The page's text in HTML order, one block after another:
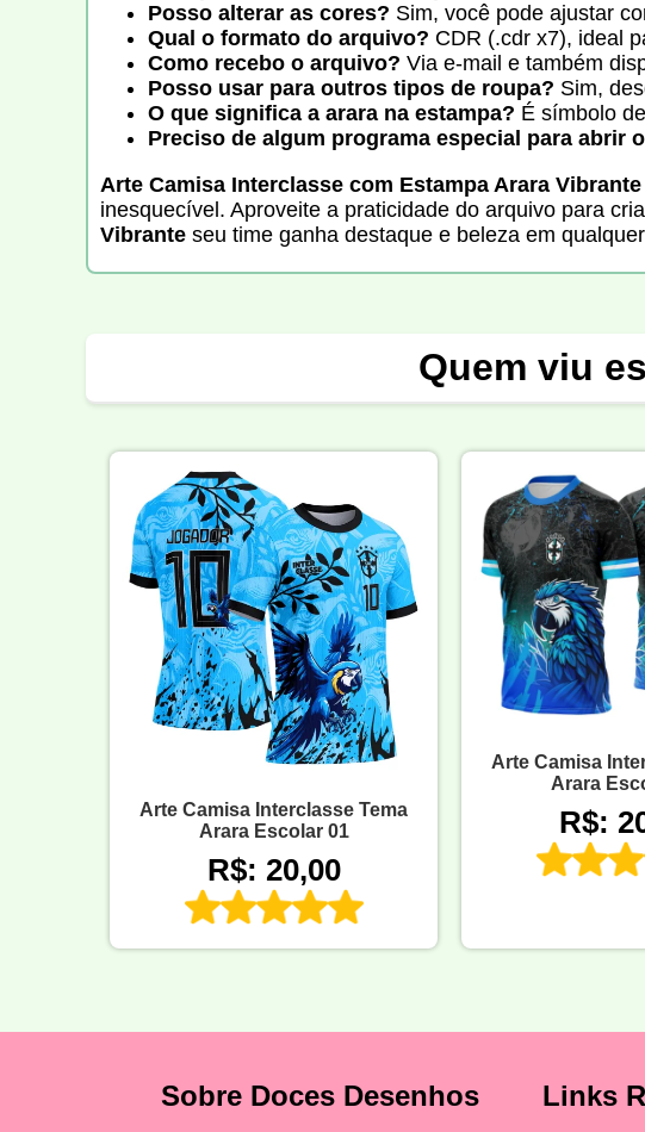
Posso alterar as cores? Sim, você pode ajustar
Qual o formato do arquivo? CDR (.cdr x7), ideal
Como recebo o arquivo? Via e-mail e também
Posso usar para outros tipos de roupa? Sim,
O que significa a arara na estampa? É símbolo
Preciso de algum programa especial para abrir
Arte Camisa Interclasse com Estampa Arara Vibrante
inesquecível. Aproveite a praticidade do arquivo para
Vibrante seu time ganha destaque e beleza em
Quem viu
Arte Camisa Interclasse Tema
Arara Escolar 01
R$: 20,00
Arte Camisa
Arara
R$:
Sobre Doces Desenhos Links